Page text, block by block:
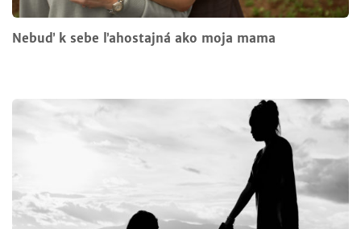
Nebuď k sebe ľahostajná ako moja mama